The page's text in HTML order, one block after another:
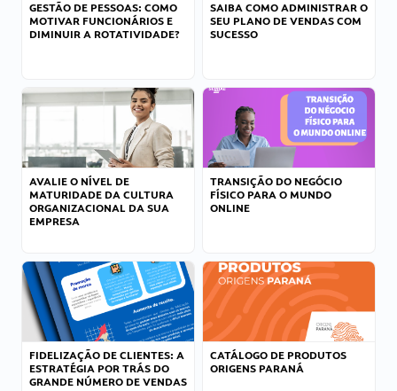
GESTÃO DE PESSOAS: COMO
MOTIVAR FUNCIONÁRIOS E
DIMINUIR A ROTATIVIDADE?
SAIBA COMO ADMINISTRAR O
SEU PLANO DE VENDAS COM
SUCESSO
AVALIE O NÍVEL DE
MATURIDADE DA CULTURA
ORGANIZACIONAL DA SUA
EMPRESA
TRANSIÇÃO DO NEGÓCIO
FÍSICO PARA O MUNDO
ONLINE
FIDELIZAÇÃO DE CLIENTES: A
ESTRATÉGIA POR TRÁS DO
GRANDE NÚMERO DE VENDAS
CATÁLOGO DE PRODUTOS
ORIGENS PARANÁ